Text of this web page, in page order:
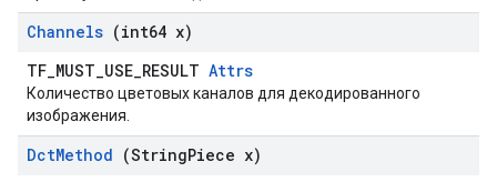
Channels (int64 x)
TF_MUST_USE_RESULT Attrs
Количество цветовых каналов для декодированного
изображения.
DctMethod (StringPiece x)